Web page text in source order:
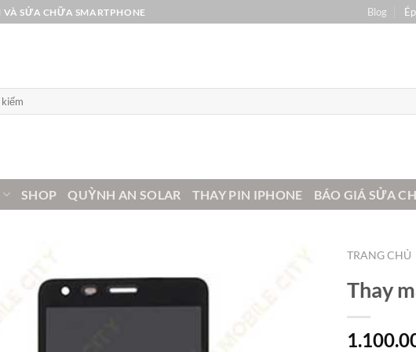
SỬA CHỮA SMARTPHONE Blog
SHOP QUỲNH AN SOLAR THAY PIN IPHONE BÁO GIÁ SỬA
TRANG CHỦ
Thay